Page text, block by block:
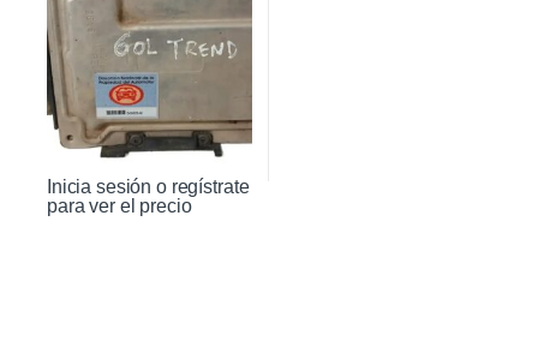
Inicia sesión o regístrate
para ver el precio